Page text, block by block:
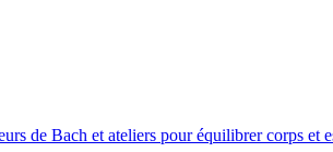
de Bach et ateliers pour équilibrer corps et